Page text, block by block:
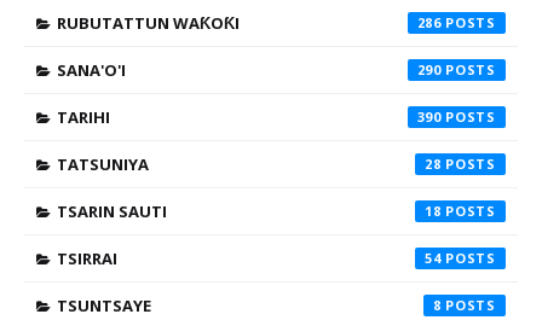
RUBUTATTUN WAƘOƘI 286
SANA'O'I 290
TARIHI 390
TATSUNIYA 28
TSARIN SAUTI 18
TSIRRAI 54
TSUNTSAYE 8